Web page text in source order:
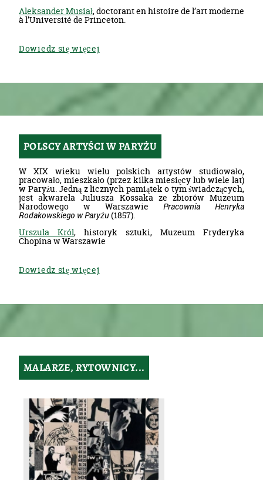
Aleksander Musiał, doctorant en histoire de l’art moderne
à l’Université de Princeton.
Dowiedz się więcej
POLSCY ARTYŚCI W PARYŻU
W XIX wieku wielu polskich artystów studiowało,
pracowało, mieszkało (przez kilka miesięcy lub wiele lat)
w Paryżu. Jedną z licznych pamiątek o tym świadczących,
jest akwarela Juliusza Kossaka ze zbiorów Muzeum
Narodowego w Warszawie Pracownia Henryka
Rodakowskiego w Paryżu(1857).
Urszula Król, historyk sztuki, Muzeum Fryderyka
Chopina w Warszawie
Dowiedz się więcej
MALARZE, RYTOWNICY...